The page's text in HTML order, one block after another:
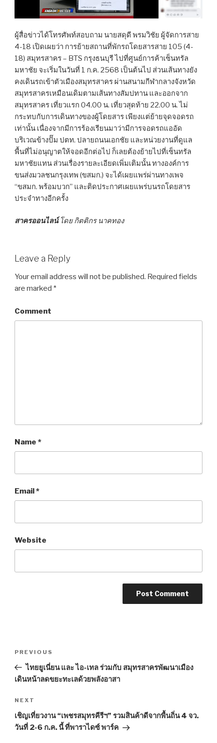
ผู้สื่อข่าวได้โทรศัพท์สอบถาม นายสดุดี พรมวิชัย ผู้จัดการสาย
4-18 เปิดเผยว่า การย้ายสถานที่พักรถโดยสารสาย 105 (4-
18) สมุทรสาคร – BTS กรุงธนบุรี ไปที่ศูนย์การค้าเซ็นทรัล
มหาชัย จะเริ่มในวันที่ 1 ก.ค. 2568 เป็นต้นไป ส่วนเส้นทางยัง
คงเดินรถเข้าตัวเมืองสมุทรสาคร ผ่านสนามกีฬากลางจังหวัด
สมุทรสาครเหมือนเดิมตามเส้นทางสัมปทาน และออกจาก
สมุทรสาคร เที่ยวแรก 04.00 น. เที่ยวสุดท้าย 22.00 น. ไม่
กระทบกับการเดินทางของผู้โดยสาร เพียงแต่ย้ายจุดจอดรถ
เท่านั้น เนื่องจากมีการร้องเรียนมาว่ามีการจอดรถแออัด
บริเวณข้างปั๊ม ปตท. ปลายถนนเอกชัย และหน่วยงานที่ดูแล
พื้นที่ไม่อนุญาตให้จอดอีกต่อไป ก็เลยต้องย้ายไปที่เซ็นทรัล
มหาชัยแทน ส่วนเรื่องรายละเอียดเพิ่มเติมนั้น ทางองค์การ
ขนส่งมวลชนกรุงเทพ (ขสมก.) จะได้เผยแพร่ผ่านทางเพจ
“ขสมก. พร้อมบวก” และติดประกาศเผยแพร่บนรถโดยสาร
ประจำทางอีกครั้ง
สาครออนไลน์ โดย กิตติกร นาคทอง
Leave a Reply
Your email address will not be published. Required fields
are marked *
Comment
Name *
Email*
Website
navigation
Previous
Post
PREVIOUS
ไทยยูเนี่ยน และ ไอ-เทล ร่วมกับ สมุทรสาครพัฒนาเมือง
เดินหน้าลดขยะทะเลด้วยพลังอาสา
Next
Post
NEXT
เชิญเที่ยวงาน “เพชรสมุทรคีรีฯ” รวมสินค้าดีจากพื้นถิ่น 4 จว.
วันที่ 2-6 ก.ค. นี้ ที่พาราไดซ์ พาร์ค